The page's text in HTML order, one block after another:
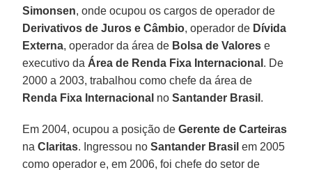
Simonsen, onde ocupou os cargos de operador de
Derivativos de Juros e Câmbio, operador de Dívida
Externa, operador da área de Bolsa de Valores e
executivo da Área de Renda Fixa Internacional . De
2000 a 2003, trabalhou como chefe da área de
Renda Fixa Internacional no Santander Brasil .
Em 2004, ocupou a posição deGerente de Carteiras
na Claritas. Ingressou noSantander Brasil em 2005
como operador e, em 2006, foi chefe do setor de